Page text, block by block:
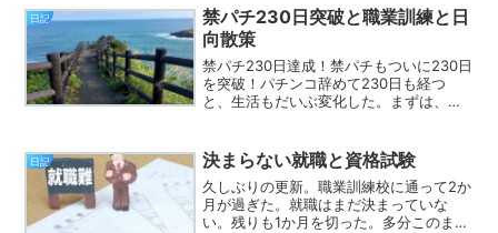
んなことを繰り返していると...
日記
禁パチ230日突破と職業訓練と日
向散策
禁パチ230日達成！禁パチもついに230日
を突破！パチンコ辞めて230日も経つ
と、生活もだいぶ変化した。まずは、約
浸かってたパチンコ業界から引退でき
た。それに伴い、職...
日記 決まらない就職と資格試験
久しぶりの更新。職業訓練校に通って2か
月が過ぎた。就職はまだ決まっていな
い。残りも1か月を切った。多分このまま